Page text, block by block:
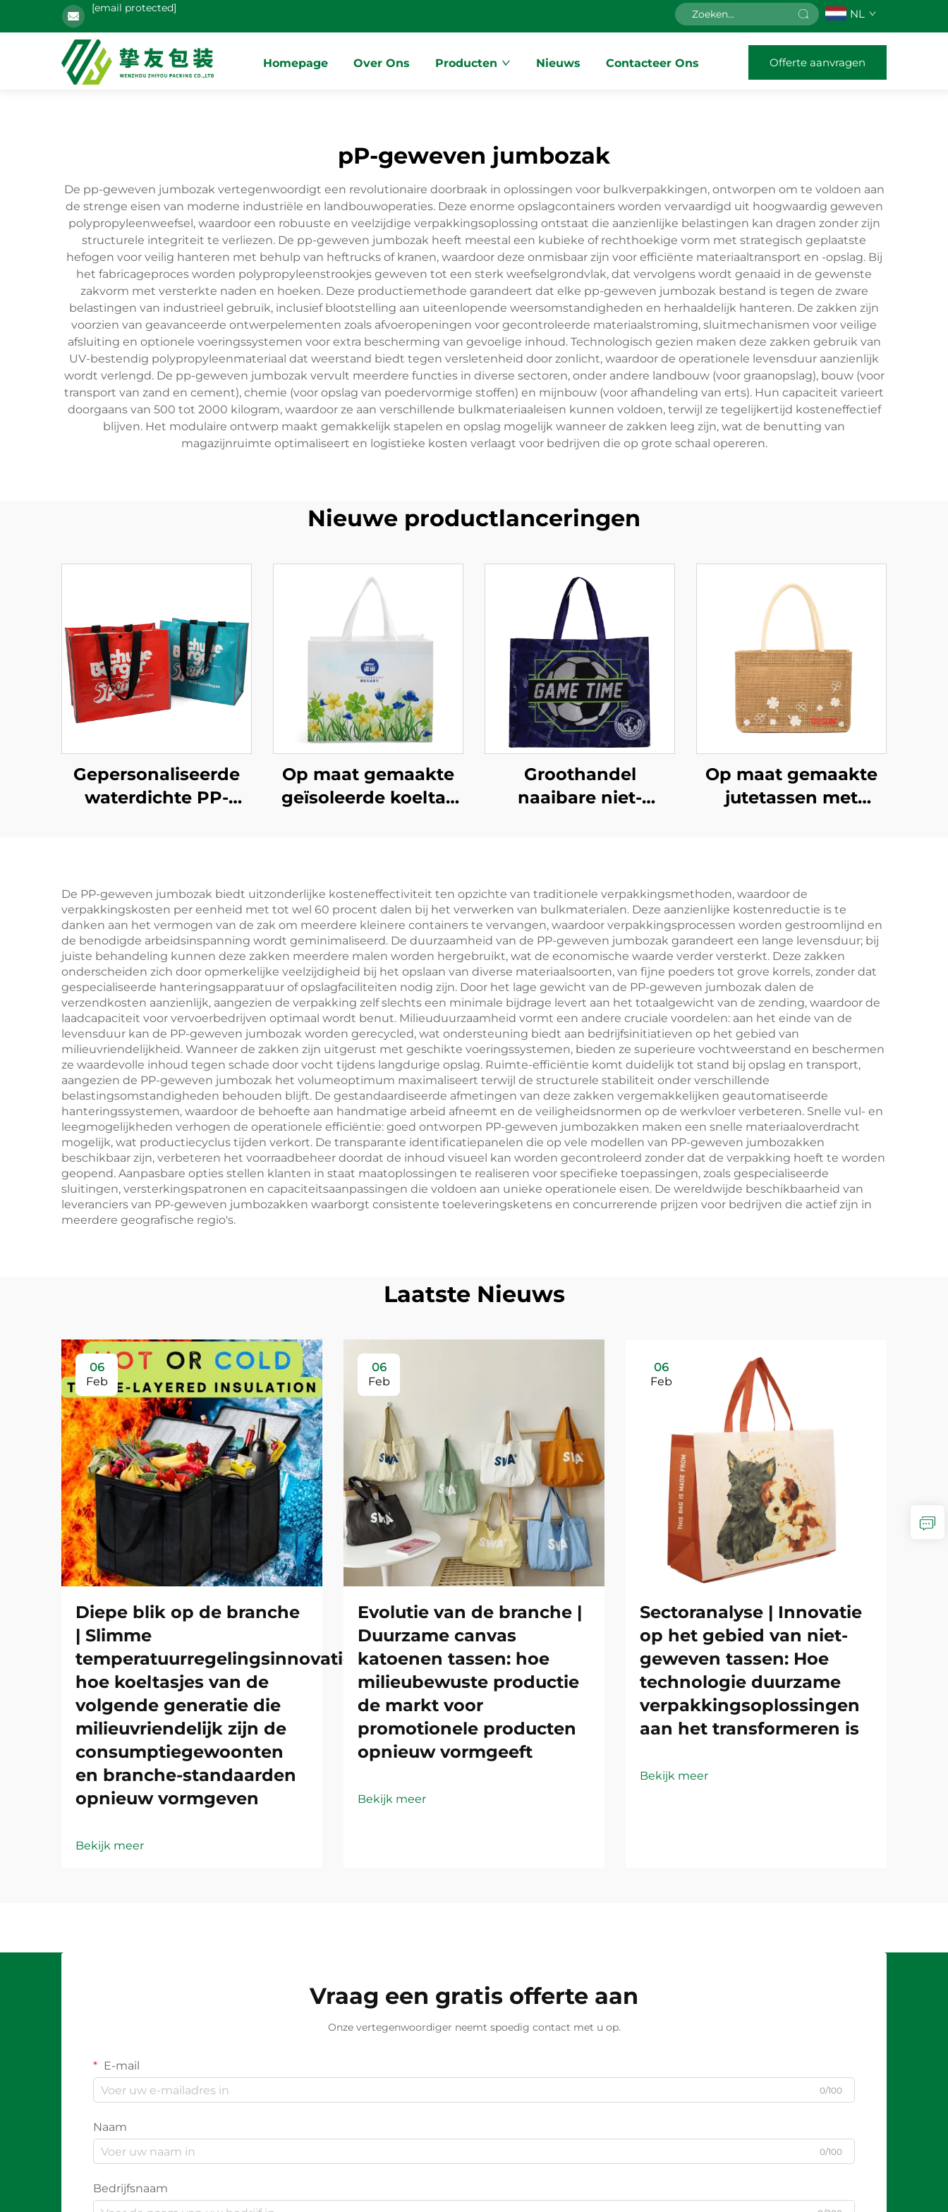
[email protected] NL
Homepage Over Ons Producten Nieuws Contacteer Ons Offerte aanvragen
pP-geweven jumbozak
De pp-geweven jumbozak vertegenwoordigt een revolutionaire doorbraak in oplossingen voor bulkverpakkingen, ontworpen om te voldoen aan
de strenge eisen van moderne industriële en landbouwoperaties. Deze enorme opslagcontainers worden vervaardigd uit hoogwaardig geweven
polypropyleenweefsel, waardoor een robuuste en veelzijdige verpakkingsoplossing ontstaat die aanzienlijke belastingen kan dragen zonder zijn
structurele integriteit te verliezen. De pp-geweven jumbozak heeft meestal een kubieke of rechthoekige vorm met strategisch geplaatste
hefogen voor veilig hanteren met behulp van heftrucks of kranen, waardoor deze onmisbaar zijn voor efficiënte materiaaltransport en -opslag. Bij
het fabricageproces worden polypropyleenstrookjes geweven tot een sterk weefselgrondvlak, dat vervolgens wordt genaaid in de gewenste
zakvorm met versterkte naden en hoeken. Deze productiemethode garandeert dat elke pp-geweven jumbozak bestand is tegen de zware
belastingen van industrieel gebruik, inclusief blootstelling aan uiteenlopende weersomstandigheden en herhaaldelijk hanteren. De zakken zijn
voorzien van geavanceerde ontwerpelementen zoals afvoeropeningen voor gecontroleerde materiaalstroming, sluitmechanismen voor veilige
afsluiting en optionele voeringssystemen voor extra bescherming van gevoelige inhoud. Technologisch gezien maken deze zakken gebruik van
UV-bestendig polypropyleenmateriaal dat weerstand biedt tegen versletenheid door zonlicht, waardoor de operationele levensduur aanzienlijk
wordt verlengd. De pp-geweven jumbozak vervult meerdere functies in diverse sectoren, onder andere landbouw (voor graanopslag), bouw (voor
transport van zand en cement), chemie (voor opslag van poedervormige stoffen) en mijnbouw (voor afhandeling van erts). Hun capaciteit varieert
doorgaans van 500 tot 2000 kilogram, waardoor ze aan verschillende bulkmateriaaleisen kunnen voldoen, terwijl ze tegelijkertijd kosteneffectief
blijven. Het modulaire ontwerp maakt gemakkelijk stapelen en opslag mogelijk wanneer de zakken leeg zijn, wat de benutting van
magazijnruimte optimaliseert en logistieke kosten verlaagt voor bedrijven die op grote schaal opereren.
Nieuwe productlanceringen
Gepersonaliseerde
waterdichte PP-
milieuvriendelijke
gemerkte
draagzakken voor
mode-retail
Op maat gemaakte
geïsoleerde koeltas
stijlvolle thermotas
met vogel- en
bloemprint
Groothandel
naaibare niet-
bedrukte 'Game
Day'-tassen voor
zakelijke
evenementen
Op maat gemaakte
jutetassen met
bulkverpakking –
herbruikbaar, ideaal
voor picknicks,
kamperen,
strandbezoeken en
buitenactiviteiten
De PP-geweven jumbozak biedt uitzonderlijke kosteneffectiviteit ten opzichte van traditionele verpakkingsmethoden, waardoor de
verpakkingskosten per eenheid met tot wel 60 procent dalen bij het verwerken van bulkmaterialen. Deze aanzienlijke kostenreductie is te
danken aan het vermogen van de zak om meerdere kleinere containers te vervangen, waardoor verpakkingsprocessen worden gestroomlijnd en
de benodigde arbeidsinspanning wordt geminimaliseerd. De duurzaamheid van de PP-geweven jumbozak garandeert een lange levensduur; bij
juiste behandeling kunnen deze zakken meerdere malen worden hergebruikt, wat de economische waarde verder versterkt. Deze zakken
onderscheiden zich door opmerkelijke veelzijdigheid bij het opslaan van diverse materiaalsoorten, van fijne poeders tot grove korrels, zonder dat
gespecialiseerde hanteringsapparatuur of opslagfaciliteiten nodig zijn. Door het lage gewicht van de PP-geweven jumbozak dalen de
verzendkosten aanzienlijk, aangezien de verpakking zelf slechts een minimale bijdrage levert aan het totaalgewicht van de zending, waardoor de
laadcapaciteit voor vervoerbedrijven optimaal wordt benut. Milieuduurzaamheid vormt een andere cruciale voordelen: aan het einde van de
levensduur kan de PP-geweven jumbozak worden gerecycled, wat ondersteuning biedt aan bedrijfsinitiatieven op het gebied van
milieuvriendelijkheid. Wanneer de zakken zijn uitgerust met geschikte voeringssystemen, bieden ze superieure vochtweerstand en beschermen
ze waardevolle inhoud tegen schade door vocht tijdens langdurige opslag. Ruimte-efficiëntie komt duidelijk tot stand bij opslag en transport,
aangezien de PP-geweven jumbozak het volumeoptimum maximaliseert terwijl de structurele stabiliteit onder verschillende
belastingsomstandigheden behouden blijft. De gestandaardiseerde afmetingen van deze zakken vergemakkelijken geautomatiseerde
hanteringssystemen, waardoor de behoefte aan handmatige arbeid afneemt en de veiligheidsnormen op de werkvloer verbeteren. Snelle vul- en
leegmogelijkheden verhogen de operationele efficiëntie: goed ontworpen PP-geweven jumbozakken maken een snelle materiaaloverdracht
mogelijk, wat productiecyclus tijden verkort. De transparante identificatiepanelen die op vele modellen van PP-geweven jumbozakken
beschikbaar zijn, verbeteren het voorraadbeheer doordat de inhoud visueel kan worden gecontroleerd zonder dat de verpakking hoeft te worden
geopend. Aanpasbare opties stellen klanten in staat maatoplossingen te realiseren voor specifieke toepassingen, zoals gespecialiseerde
sluitingen, versterkingspatronen en capaciteitsaanpassingen die voldoen aan unieke operationele eisen. De wereldwijde beschikbaarheid van
leveranciers van PP-geweven jumbozakken waarborgt consistente toeleveringsketens en concurrerende prijzen voor bedrijven die actief zijn in
meerdere geografische regio's.
Laatste Nieuws
06
Feb
Diepe blik op de branche
| Slimme
temperatuurregelingsinnovatie:
hoe koeltasjes van de
volgende generatie die
milieuvriendelijk zijn de
consumptiegewoonten
en branche-standaarden
opnieuw vormgeven
Bekijk meer
06
Feb
Evolutie van de branche |
Duurzame canvas
katoenen tassen: hoe
milieubewuste productie
de markt voor
promotionele producten
opnieuw vormgeeft
Bekijk meer
06
Feb
Sectoranalyse | Innovatie
op het gebied van niet-
geweven tassen: Hoe
technologie duurzame
verpakkingsoplossingen
aan het transformeren is
Bekijk meer
Vraag een gratis offerte aan
Onze vertegenwoordiger neemt spoedig contact met u op.
E-mail
0/100
Naam
0/100
Bedrijfsnaam